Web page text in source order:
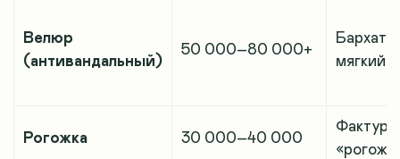
Велюр
(антивандальный)
50 000–80 000+
мягкий
Рогожка 30 000–40 000